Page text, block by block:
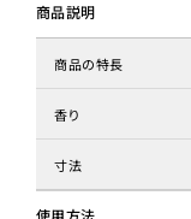
商品説明
商品の特長
香り
寸法
使用方法